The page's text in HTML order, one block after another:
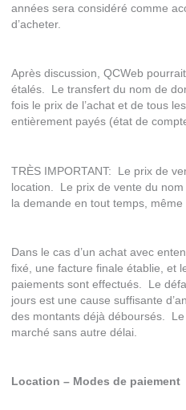
années sera considéré comme
d’acheter.
Après discussion, QCWeb
étalés. Le transfert du nom de
fois le prix de l’achat et de tous
entièrement payés (état de
TRÈS IMPORTANT: Le prix de
location. Le prix de vente du
la demande en tout temps, même
Dans le cas d’un achat avec
fixé, une facture finale établie, et
paiements sont effectués. Le
jours est une cause suffisante
des montants déjà déboursés.
marché sans autre délai.
Location – Modes de paiement